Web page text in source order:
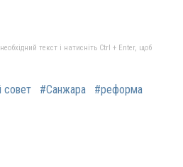
текст і натисніть Ctrl + Enter, щоб
совет #Санжара #реформа